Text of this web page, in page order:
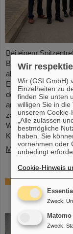
Bei einem
Biblis hat
als
Energieversorgung
der
an dem Treffen teil
zahlreichen
Wissenschaft ein
Kernfusion.
Mehr »
SCIENCE
Wir
Wir (GSI GmbH)
Einzelheiten zu
finden Sie unten
willigen Sie in
unserem
„Alle zulassen
bestmögliche
haben. Sie
vornehmen oder
unbedingt
Cookie-Hinweis
Zweck:
Matomo
Zweck: